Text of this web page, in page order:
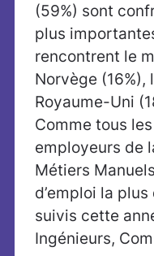
(59%) sont
plus
rencontrent le
Norvège (16%),
Royaume-Uni
Comme tous
employeurs de
Métiers
d’emploi la
suivis cette
Ingénieurs,